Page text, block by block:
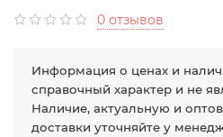
0 отзывов
Информация о ценах и
справочный характер и не
Наличие, актуальную и
доставки уточняйте у